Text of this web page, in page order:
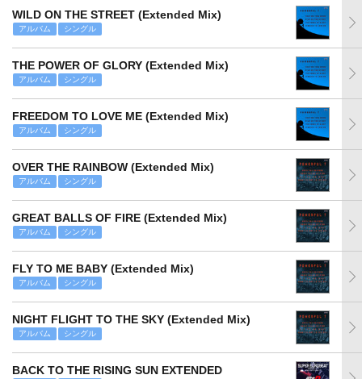
WILD ON THE STREET (Extended Mix)
アルバム シングル
THE POWER OF GLORY (Extended Mix)
アルバム シングル
FREEDOM TO LOVE ME (Extended Mix)
アルバム シングル
OVER THE RAINBOW (Extended Mix)
アルバム シングル
GREAT BALLS OF FIRE (Extended Mix)
アルバム シングル
FLY TO ME BABY (Extended Mix)
アルバム シングル
NIGHT FLIGHT TO THE SKY (Extended Mix)
アルバム シングル
BACK TO THE RISING SUN EXTENDED